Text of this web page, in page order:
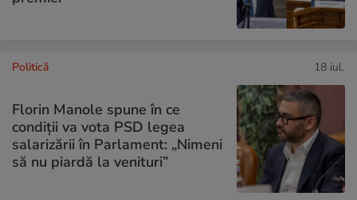
Politică 18 iul.
Florin Manole spune în ce
condiții va vota PSD legea
salarizării în Parlament: „Nimeni
să nu piardă la venituri”